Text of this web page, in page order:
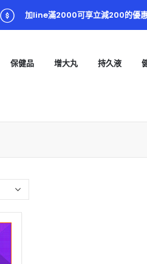
加line滿2000可享立減200的優
保健品 增大丸 持久液